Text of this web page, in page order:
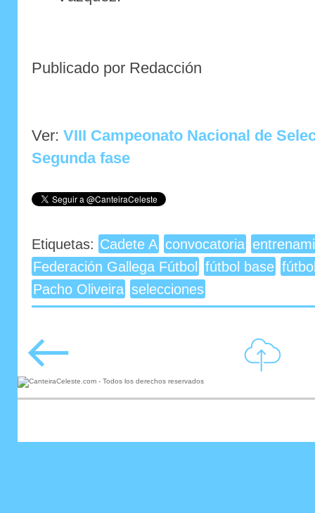
Publicado por Redacción
Ver: VIII Campeonato Nacional de
Segunda fase
Etiquetas: Cadete A convocatoria
Federación Gallega Fútbol fútbol base
Pacho Oliveira selecciones